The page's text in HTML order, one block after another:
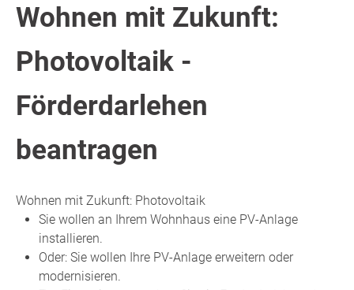
Wohnen mit Zukunft:
Photovoltaik -
Förderdarlehen
beantragen
Wohnen mit Zukunft: Photovoltaik
Sie wollen an Ihrem Wohnhaus eine PV-Anlage
installieren.
Oder: Sie wollen Ihre PV-Anlage erweitern oder
modernisieren.